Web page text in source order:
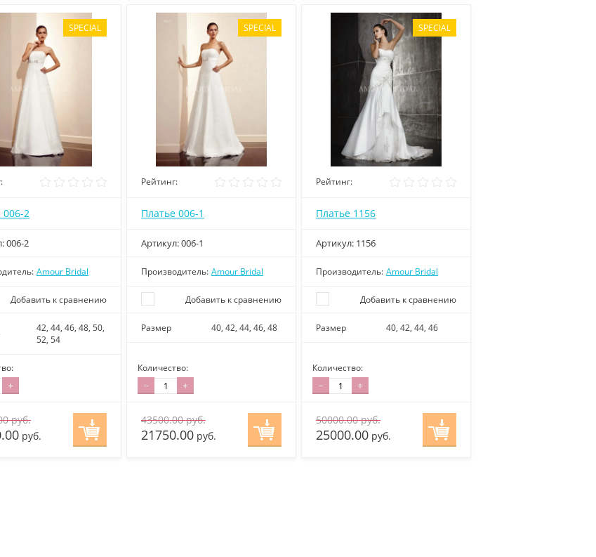
SPECIAL
006-2
006-2
Amour Bridal
Добавить к сравнению
42, 44, 46, 48, 50,
52, 54
+
руб.
руб.
SPECIAL
Рейтинг:
Платье 006-1
Артикул:006-1
Производитель: Amour Bridal
Добавить к сравнению
Размер 40, 42, 44, 46, 48
Количество:
− +
43500.00руб.
21750.00 руб.
SPECIAL
Рейтинг:
Платье 1156
Артикул: 1156
Производитель: Amour Bridal
Добавить к сравнению
Размер 40, 42, 44, 46
Количество:
− +
50000.00руб.
25000.00 руб.